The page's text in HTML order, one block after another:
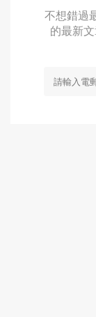
不想錯過
的最新